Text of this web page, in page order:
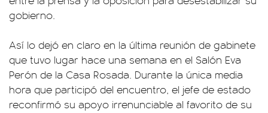
gobierno.
Así lo dejó en claro en la última reunión de gabinete
que tuvo lugar hace una semana en el Salón Eva
Perón de la Casa Rosada. Durante la única media
hora que participó del encuentro, el jefe de estado
reconfirmó su apoyo irrenunciable al favorito de su